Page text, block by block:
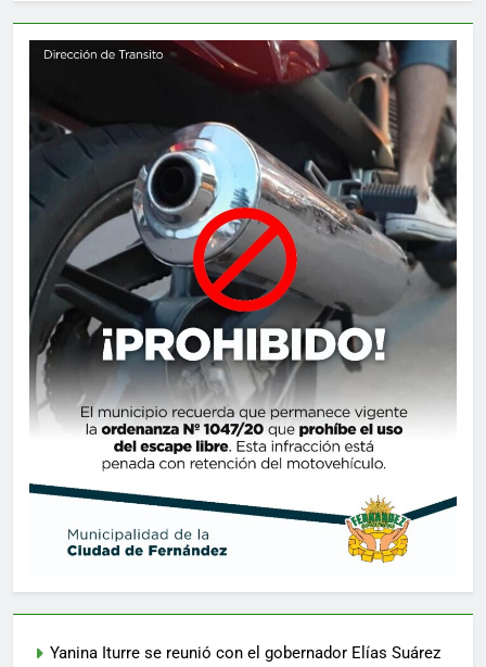
Yanina Iturre se reunió con el gobernador Elías Suárez